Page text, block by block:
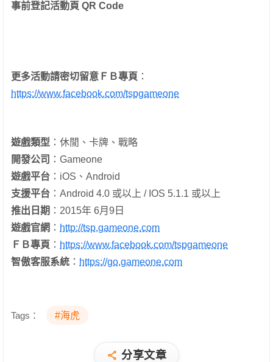
事前登記活動頁 QR Code
更多活動請密切留意ＦＢ專頁 ：
https://www.facebook.com/tspgameone
遊戲類型 ：休閒、卡牌、戰略
開發公司 ：Gameone
遊戲平台 ：iOS、Android
支援平台 ：Android 4.0 或以上 / IOS 5.1.1 或以上
推出日期 ：2015年 6月9日
遊戲官網 ： http://tsp.gameone.com
ＦＢ專頁 ： https://www.facebook.com/tspgameone
智傲客服系統 ： https://go.gameone.com
Tags： #海虎
分享文章